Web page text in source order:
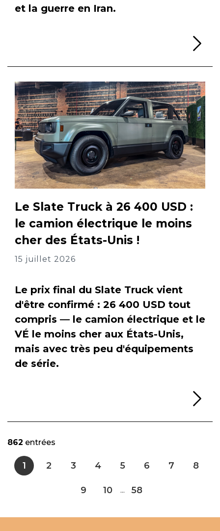
et la guerre en Iran.
Le Slate Truck à 26 400 USD :
le camion électrique le moins
cher des États-Unis !
15 juillet 2026
Le prix final du Slate Truck vient
d'être confirmé : 26 400 USD tout
compris — le camion électrique et le
VÉ le moins cher aux États-Unis,
mais avec très peu d'équipements
de série.
862 entrées
1 2 3 4 5 6 7 8
9 10 ... 58